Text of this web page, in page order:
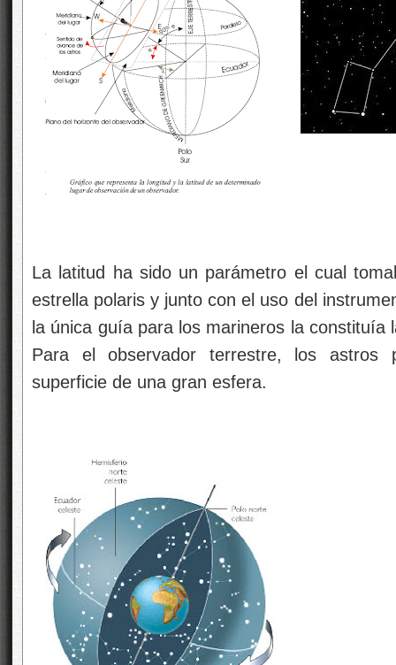
La latitud ha sido un parámetro el cual
estrella polaris y junto con el uso del
la única guía para los marineros la
Para el observador terrestre, los astros
superficie de una gran esfera.